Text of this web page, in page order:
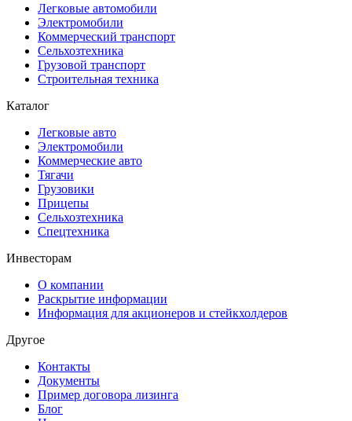
Легковые автомобили
Электромобили
Коммерческий транспорт
Сельхозтехника
Грузовой транспорт
Строительная техника
Каталог
Легковые авто
Электромобили
Коммерческие авто
Тягачи
Грузовики
Прицепы
Сельхозтехника
Спецтехника
Инвесторам
О компании
Раскрытие информации
Информация для акционеров и стейкхолдеров
Другое
Контакты
Документы
Пример договора лизинга
Блог